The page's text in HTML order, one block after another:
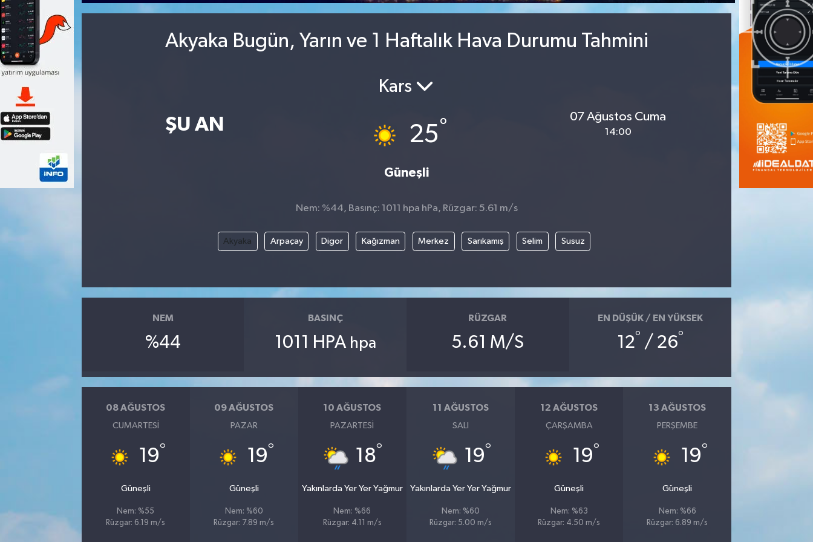
Akyaka Bugün, Yarın ve 1 Haftalık Hava Durumu Tahmini
ŞU AN
Kars
25°
Güneşli
07 Ağustos Cuma
14:00
Nem: %44, Basınç: 1011 hpa hPa, Rüzgar: 5.61 m/s
Akyaka Arpaçay Digor Kağızman Merkez Sarıkamış Selim Susuz
NEM
%44
BASINÇ
1011 HPA hpa
RÜZGAR
5.61 M/S
EN DÜŞÜK / EN YÜKSEK
12° / 26°
08 AĞUSTOS
CUMARTESI
19°
Güneşli
Nem: %55
Rüzgar: 6.19 m/s
09 AĞUSTOS
PAZAR
19°
Güneşli
Nem: %60
Rüzgar: 7.89 m/s
10 AĞUSTOS
PAZARTESI
18°
Yakınlarda Yer Yer Yağmur
Nem: %66
Rüzgar: 4.11 m/s
11 AĞUSTOS
SALI
19°
Yakınlarda Yer Yer Yağmur
Nem: %60
Rüzgar: 5.00 m/s
12 AĞUSTOS
ÇARŞAMBA
19°
Güneşli
Nem: %63
Rüzgar: 4.50 m/s
13 AĞUSTOS
PERŞEMBE
19°
Güneşli
Nem: %66
Rüzgar: 6.89 m/s